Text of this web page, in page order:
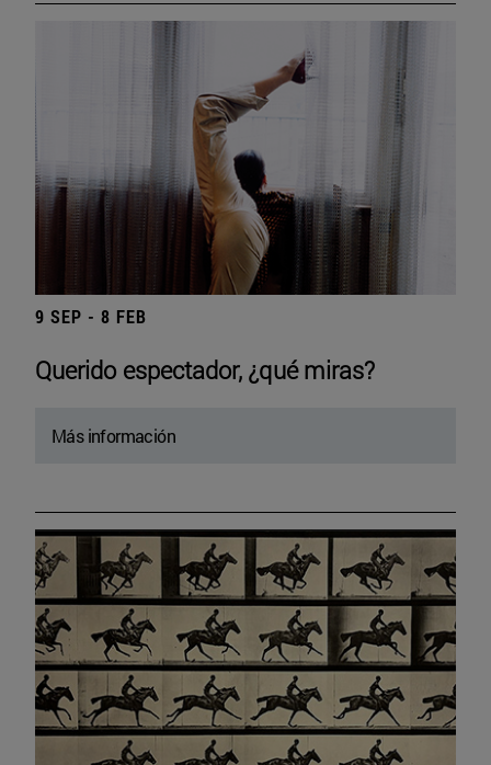
9 SEP - 8 FEB
Querido espectador, ¿qué miras?
Más información